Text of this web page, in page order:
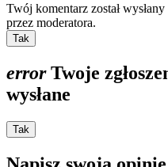
Twój komentarz został
przez moderatora.
Tak
errorTwoje
wysłane
Tak